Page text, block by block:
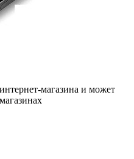
магазина и может